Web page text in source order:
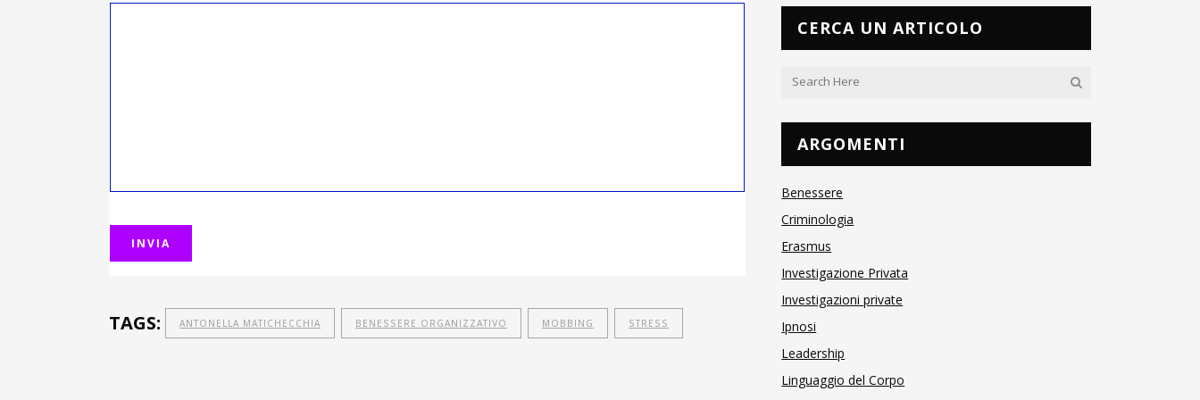
TAGS: ANTONELLA MATICHECCHIA BENESSERE ORGANIZZATIVO MOBBING STRESS
CERCA UN ARTICOLO
ARGOMENTI
Benessere
Criminologia
Erasmus
Investigazione Privata
Investigazioni private
Ipnosi
Leadership
Linguaggio del Corpo